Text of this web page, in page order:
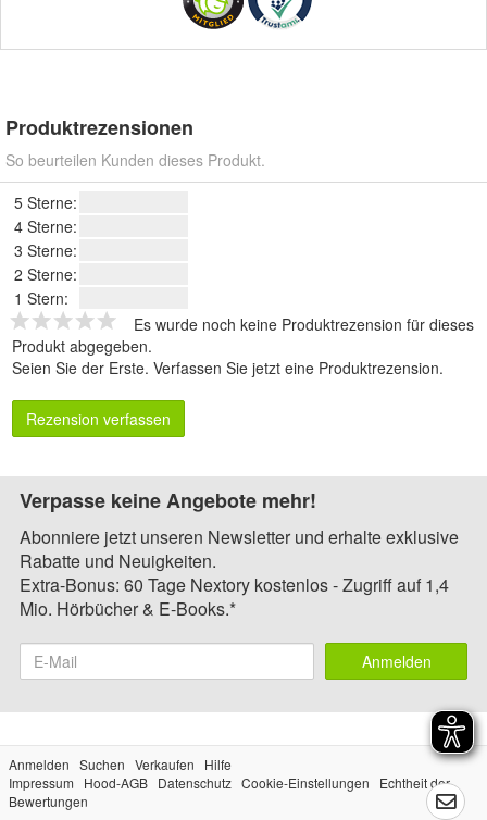
Produktrezensionen
So beurteilen Kunden dieses Produkt.
5 Sterne:
4 Sterne:
3 Sterne:
2 Sterne:
1 Stern:
Es wurde noch keine Produktrezension für dieses
Produkt abgegeben.
Seien Sie der Erste. Verfassen Sie jetzt eine Produktrezension.
Rezension verfassen
Verpasse keine Angebote mehr!
Abonniere jetzt unseren Newsletter und erhalte exklusive
Rabatte und Neuigkeiten.
Extra-Bonus: 60 Tage Nextory kostenlos - Zugriff auf 1,4
Mio. Hörbücher & E-Books.*
Anmelden
Anmelden Suchen Verkaufen
Hilfe
Impressum
Hood-AGB Datenschutz Cookie-Einstellungen
Echtheit der
Bewertungen